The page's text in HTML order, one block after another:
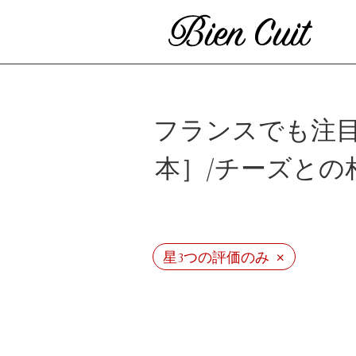
フランスでも注
本］/チーズとの
星3つの評価のみ ×